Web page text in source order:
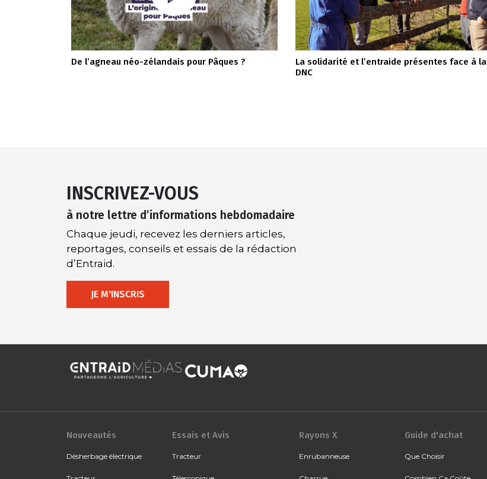
De l’agneau néo-zélandais pour Pâques ?
La solidarité et l’entraide présentes face à la
DNC
INSCRIVEZ-VOUS
à notre lettre d’informations hebdomadaire
Chaque jeudi, recevez les derniers articles,
reportages, conseils et essais de la rédaction
d’Entraid.
JE M'INSCRIS
Nouveautés
Désherbage électrique
Essais et Avis
Tracteur
Rayons X
Enrubanneuse
Guide d'achat
Que Choisir